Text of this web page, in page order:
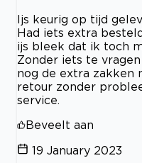
Ijs keurig op tijd
Had iets extra
ijs bleek dat ik toch
Zonder iets te
nog de extra zakken
retour zonder
service.
Beveelt aan
19 January 2023